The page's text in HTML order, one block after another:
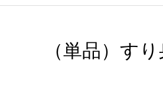
（単品）す